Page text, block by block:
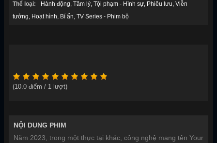
Thể loại:
Hành động Tâm lý Tội phạm - Hình sự Phiêu lưu Viễn
tưởng
Hoạt hình Bí ẩn TV Series - Phim bộ
(10.0 điểm / 1 lượt)
NỘI DUNG PHIM
Năm 2023, trong một thực tại khác, công nghệ mang tên Your